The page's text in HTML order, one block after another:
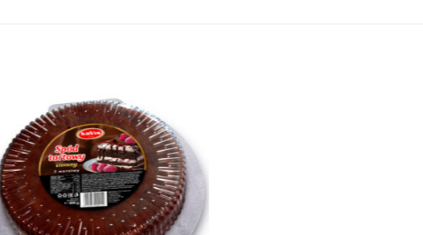
Add to
wishlist